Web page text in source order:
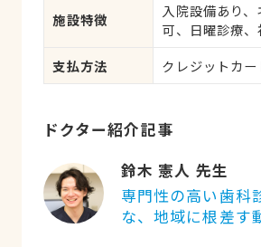
施設特徴
入院設備あり
可、日曜診療
支払方法
クレジットカ
ドクター紹介記事
鈴木 憲人 先生
専門性の高い歯科
な、地域に根差す